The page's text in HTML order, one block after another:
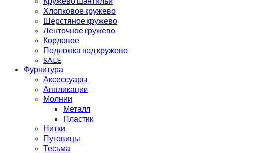
Хлопковое кружево
Шерстяное кружево
Ленточное кружево
Кордовое
Подложка под кружево
SALE
Фурнитура
Аксессуары
Аппликации
Молнии
Металл
Пластик
Нитки
Пуговицы
Тесьма